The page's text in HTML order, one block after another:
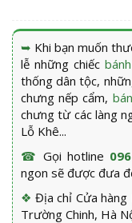
➥ Khi bạn muốn
lễ những chiếc
thống dân tộc,
chưng nếp cẩm,
chưng từ các làng
Lỗ Khê...
☎ Gọi hotline
ngon sẽ được đưa
❖ Địa chỉ Cửa
Trường Chinh, Hà